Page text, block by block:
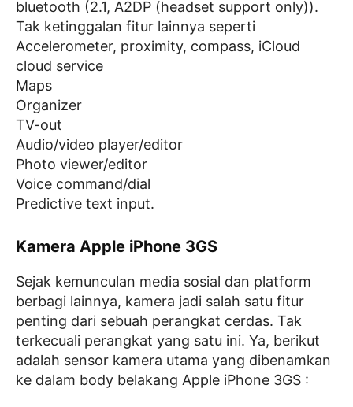
bluetooth (2.1, A2DP (headset support only)).
Tak ketinggalan fitur lainnya seperti
Accelerometer, proximity, compass, iCloud
cloud service
Maps
Organizer
TV-out
Audio/video player/editor
Photo viewer/editor
Voice command/dial
Predictive text input.
Kamera Apple iPhone 3GS
Sejak kemunculan media sosial dan platform
berbagi lainnya, kamera jadi salah satu fitur
penting dari sebuah perangkat cerdas. Tak
terkecuali perangkat yang satu ini. Ya, berikut
adalah sensor kamera utama yang dibenamkan
ke dalam body belakang Apple iPhone 3GS :